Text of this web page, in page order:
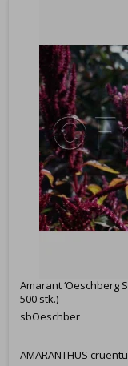
Amarant ‘Oeschberg
500 stk.)
sbOeschber
AMARANTHUS